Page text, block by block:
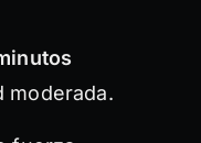
moderada.